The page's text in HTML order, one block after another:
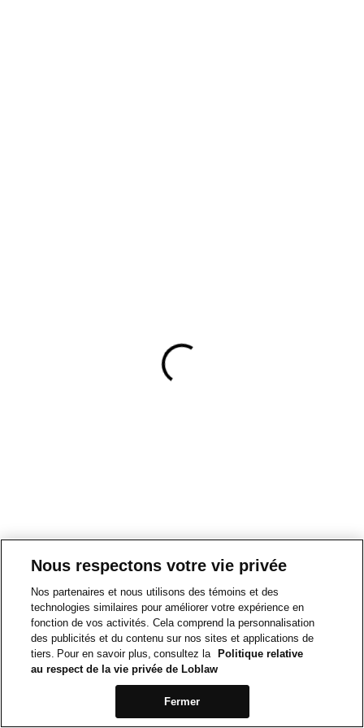
Nous respectons votre vie privée
Nos partenaires et nous utilisons des témoins et des
technologies similaires pour améliorer votre expérience en
fonction de vos activités. Cela comprend la personnalisation
des publicités et du contenu sur nos sites et applications de
tiers. Pour en savoir plus, consultez la
Politique relative
au respect de la vie privée de Loblaw
Fermer